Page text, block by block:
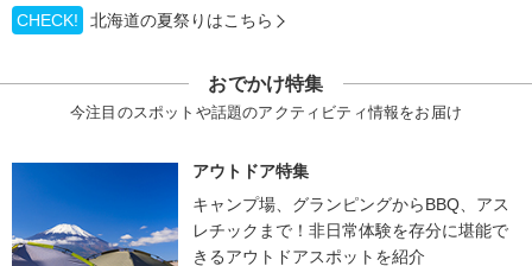
CHECK! 北海道の夏祭りはこちら
おでかけ特集
今注目のスポットや話題のアクティビティ情報をお届け
アウトドア特集
キャンプ場、グランピングからBBQ、アス
レチックまで！非日常体験を存分に堪能で
きるアウトドアスポットを紹介